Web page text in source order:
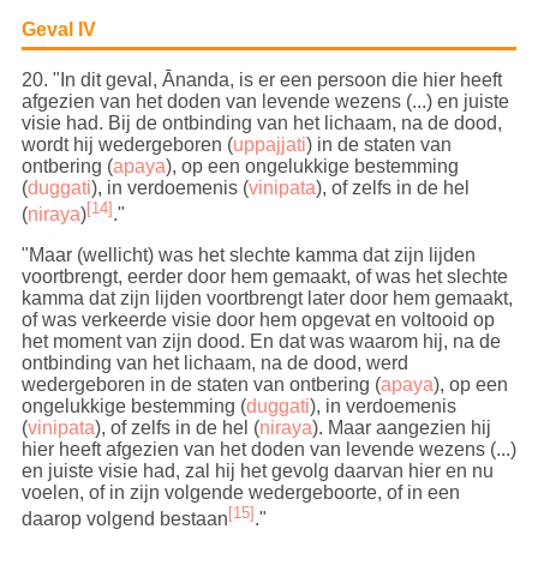
Geval IV
20. "In dit geval, Ānanda, is er een persoon die hier heeft
afgezien van het doden van levende wezens (...) en juiste
visie had. Bij de ontbinding van het lichaam, na de dood,
wordt hij wedergeboren (uppajjati) in de staten van
ontbering (apaya), op een ongelukkige bestemming
(duggati), in verdoemenis (vinipata), of zelfs in de hel
(niraya)[14]."
"Maar (wellicht) was het slechte kamma dat zijn lijden
voortbrengt, eerder door hem gemaakt, of was het slechte
kamma dat zijn lijden voortbrengt later door hem gemaakt,
of was verkeerde visie door hem opgevat en voltooid op
het moment van zijn dood. En dat was waarom hij, na de
ontbinding van het lichaam, na de dood, werd
wedergeboren in de staten van ontbering (apaya), op een
ongelukkige bestemming (duggati), in verdoemenis
(vinipata), of zelfs in de hel (niraya). Maar aangezien hij
hier heeft afgezien van het doden van levende wezens (...)
en juiste visie had, zal hij het gevolg daarvan hier en nu
voelen, of in zijn volgende wedergeboorte, of in een
daarop volgend bestaan [15] ."